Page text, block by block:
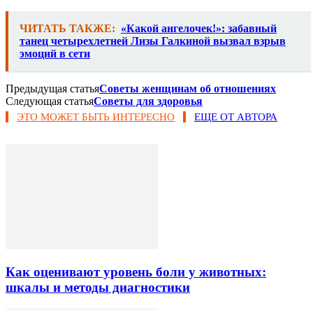
ЧИТАТЬ ТАКЖЕ: «Какой ангелочек!»: забавный
танец четырехлетней Лизы Галкиной вызвал взрыв
эмоций в сети
Предыдущая статьяСоветы женщинам об отношениях
Следующая статьяСоветы для здоровья
ЭТО МОЖЕТ БЫТЬ ИНТЕРЕСНО ЕЩЕ ОТ АВТОРА
Как оценивают уровень боли у животных:
шкалы и методы диагностики